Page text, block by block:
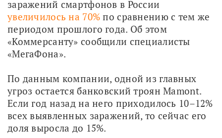
увеличилось на 70% по сравнению с тем же
периодом прошлого года. Об этом
«Коммерсанту» сообщили специалисты
«МегаФона».
По данным компании, одной из главных
угроз остается банковский троян Mamont.
Если год назад на него приходилось 10–12%
всех выявленных заражений, то сейчас его
доля выросла до 15%.